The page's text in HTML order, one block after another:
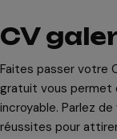
CV
Faites passer votre
gratuit vous permet
incroyable. Parlez
réussites pour